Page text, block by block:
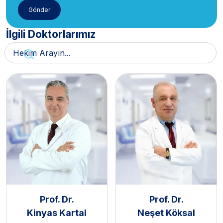
İlgili Doktorlarımız
Prof. Dr.
Kinyas Kartal
Prof. Dr.
Neşet Köksal